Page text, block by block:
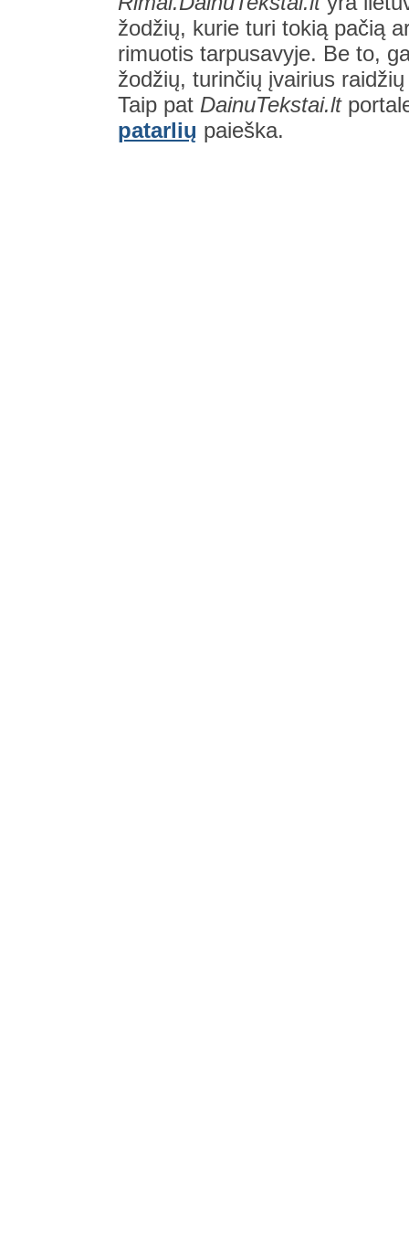
žodžių, kurie turi tokią pačią
rimuotis tarpusavyje. Be to,
žodžių, turinčių įvairius
Taip pat DainuTekstai.lt
patarlių paieška.